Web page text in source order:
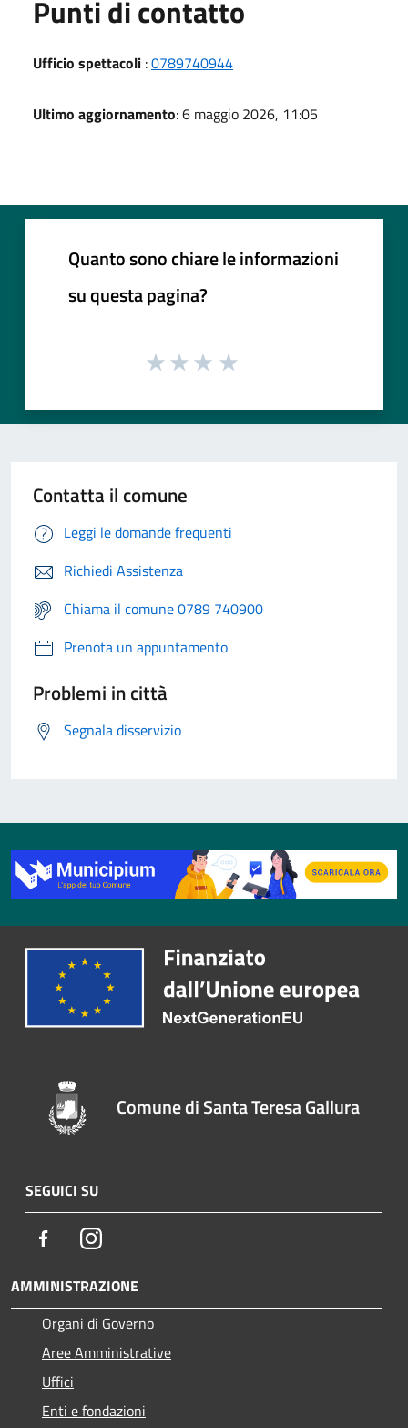
Punti di contatto
Ufficio spettacoli :0789740944
Ultimo aggiornamento: 6 maggio 2026, 11:05
Quanto sono chiare le informazioni
su questa pagina?
Contatta il comune
Leggi le domande frequenti
Richiedi Assistenza
Chiama il comune 0789 740900
Prenota un appuntamento
Problemi in città
Segnala disservizio
Comune di Santa Teresa Gallura
SEGUICI SU
FacebookInstagram
AMMINISTRAZIONE
Organi di Governo
Aree Amministrative
Uffici
Enti e fondazioni